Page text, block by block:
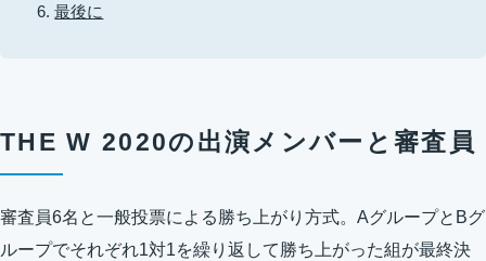
最後に
THE W 2020の出演メンバーと審査員
審査員6名と一般投票による勝ち上がり方式。AグループとBグ
ループでそれぞれ1対1を繰り返して勝ち上がった組が最終決